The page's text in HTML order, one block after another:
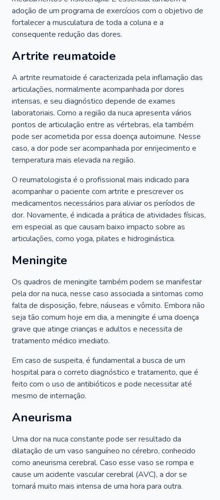
adoção de um programa de exercícios com o objetivo de
fortalecer a musculatura de toda a coluna e a
consequente redução das dores.
Artrite reumatoide
A artrite reumatoide é caracterizada pela inflamação das
articulações, normalmente acompanhada por dores
intensas, e seu diagnóstico depende de exames
laboratoriais. Como a região da nuca apresenta vários
pontos de articulação entre as vértebras, ela também
pode ser acometida por essa doença autoimune. Nesse
caso, a dor pode ser acompanhada por enrijecimento e
temperatura mais elevada na região.
O reumatologista é o profissional mais indicado para
acompanhar o paciente com artrite e prescrever os
medicamentos necessários para aliviar os períodos de
dor. Novamente, é indicada a prática de atividades físicas,
em especial as que causam baixo impacto sobre as
articulações, como yoga, pilates e hidroginástica.
Meningite
Os quadros de meningite também podem se manifestar
pela dor na nuca, nesse caso associada a sintomas como
falta de disposição, febre, náuseas e vômito. Embora não
seja tão comum hoje em dia, a meningite é uma doença
grave que atinge crianças e adultos e necessita de
tratamento médico imediato.
Em caso de suspeita, é fundamental a busca de um
hospital para o correto diagnóstico e tratamento, que é
feito com o uso de antibióticos e pode necessitar até
mesmo de internação.
Aneurisma
Uma dor na nuca constante pode ser resultado da
dilatação de um vaso sanguíneo no cérebro, conhecido
como aneurisma cerebral. Caso esse vaso se rompa e
cause um acidente vascular cerebral (AVC), a dor se
tornará muito mais intensa de uma hora para outra.